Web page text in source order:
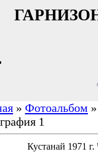
» Фотоальбом
1
Кустанай 1971